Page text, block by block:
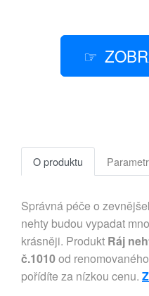
O produktu
Správná péče o
nehty budou vypadat
krásněji. Produkt Ráj
č.1010od
pořídíte za nízkou cenu.